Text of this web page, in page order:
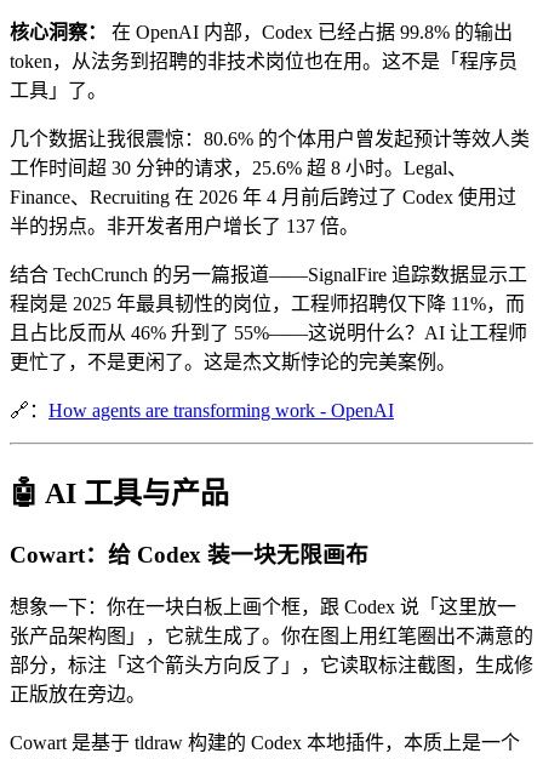
核心洞察：
在 OpenAI 内部，Codex 已经占据 99.8% 的输出
token，从法务到招聘的非技术岗位也在用。这不是「程序员
工具」了。
几个数据让我很震惊：80.6% 的个体用户曾发起预计等效人类
工作时间超 30 分钟的请求，25.6% 超 8 小时。Legal、
Finance、Recruiting 在 2026 年 4 月前后跨过了 Codex 使用过
半的拐点。非开发者用户增长了 137 倍。
结合 TechCrunch 的另一篇报道——SignalFire 追踪数据显示工
程岗是 2025 年最具韧性的岗位，工程师招聘仅下降 11%，而
且占比反而从 46% 升到了 55%——这说明什么？AI 让工程师
更忙了，不是更闲了。这是杰文斯悖论的完美案例。
🔗： How agents are transforming work - OpenAI
🤖 AI 工具与产品
Cowart：给 Codex 装一块无限画布
想象一下：你在一块白板上画个框，跟 Codex 说「这里放一
张产品架构图」，它就生成了。你在图上用红笔圈出不满意的
部分，标注「这个箭头方向反了」，它读取标注截图，生成修
正版放在旁边。
Cowart 是基于 tldraw 构建的 Codex 本地插件，本质上是一个